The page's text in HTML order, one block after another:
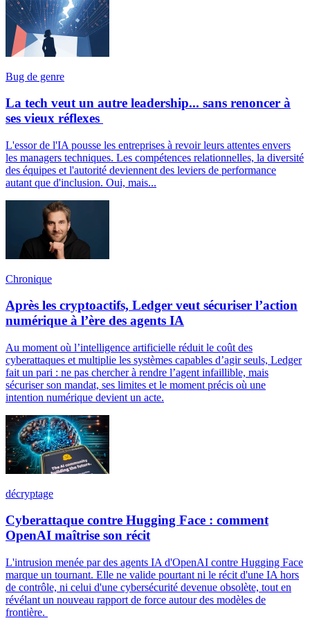
Bug de genre
La tech veut un autre leadership... sans renoncer à
ses vieux réflexes
L'essor de l'IA pousse les entreprises à revoir leurs attentes envers
les managers techniques. Les compétences relationnelles, la diversité
des équipes et l'autorité deviennent des leviers de performance
autant que d'inclusion. Oui, mais...
Chronique
Après les cryptoactifs, Ledger veut sécuriser l’action
numérique à l’ère des agents IA
Au moment où l’intelligence artificielle réduit le coût des
cyberattaques et multiplie les systèmes capables d’agir seuls, Ledger
fait un pari : ne pas chercher à rendre l’agent infaillible, mais
sécuriser son mandat, ses limites et le moment précis où une
intention numérique devient un acte.
décryptage
Cyberattaque contre Hugging Face : comment
OpenAI maîtrise son récit
L'intrusion menée par des agents IA d'OpenAI contre Hugging Face
marque un tournant. Elle ne valide pourtant ni le récit d'une IA hors
de contrôle, ni celui d'une cybersécurité devenue obsolète, tout en
révélant un nouveau rapport de force autour des modèles de
frontière.